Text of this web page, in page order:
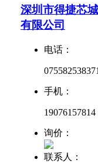
深圳市得捷芯
有限公司
电话：
075582538371
手机：
19076157814
询价：
联系人：